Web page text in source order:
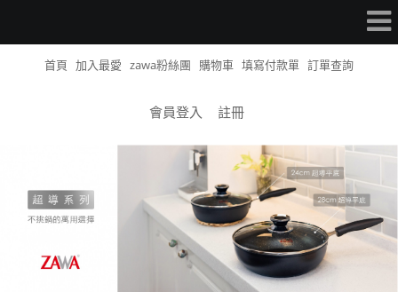
首頁 加入最愛 zawa粉絲團 購物車 填寫付款單 訂單查詢
會員登入 註冊